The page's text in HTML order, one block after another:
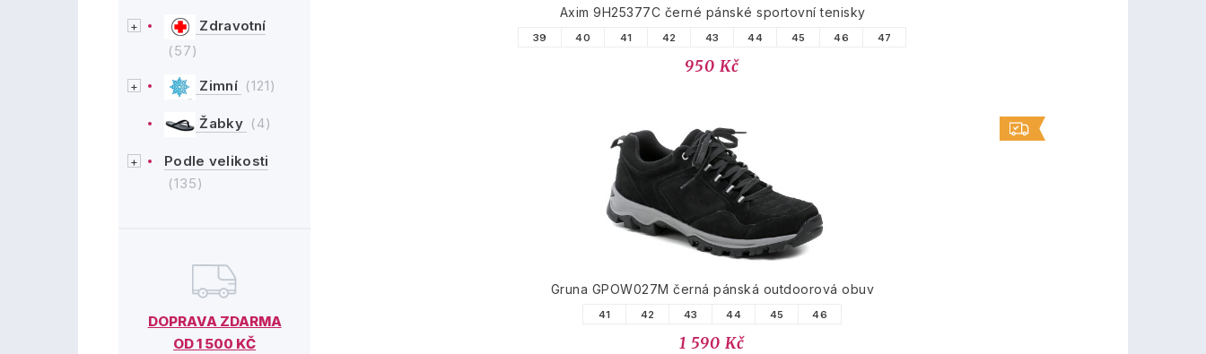
Zdravotní
(57)
Zimní (121)
Žabky (4)
Podle velikosti
(135)
DOPRAVA ZDARMA
OD 1 500 KČ
Axim 9H25377C černé pánské sportovní tenisky
39 40 41 42 43 44 45 46 47
950 Kč
Gruna GPOW027M černá pánská outdoorová obuv
41 42 43 44 45 46
1 590 Kč